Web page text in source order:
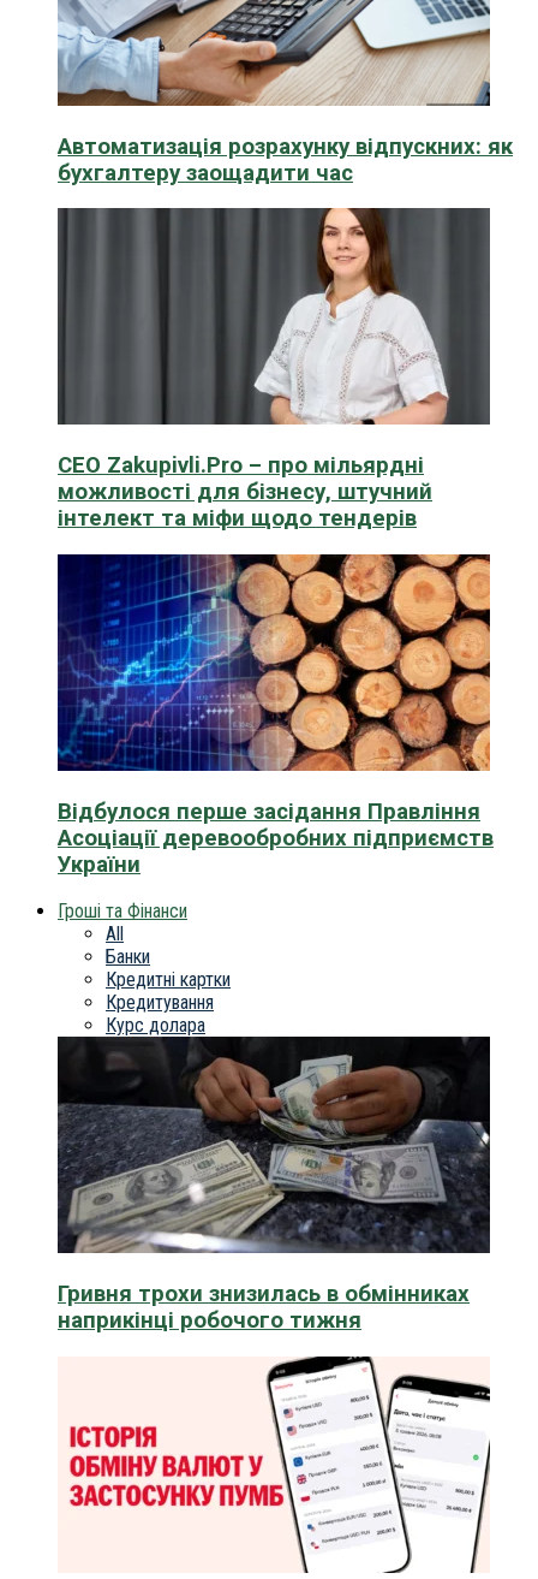
Автоматизація розрахунку відпускних: як
бухгалтеру заощадити час
CEO Zakupivli.Pro – про мільярдні
можливості для бізнесу, штучний
інтелект та міфи щодо тендерів
Відбулося перше засідання Правління
Асоціації деревообробних підприємств
України
Гроші та Фінанси
All
Банки
Кредитні картки
Кредитування
Курс долара
Гривня трохи знизилась в обмінниках
наприкінці робочого тижня